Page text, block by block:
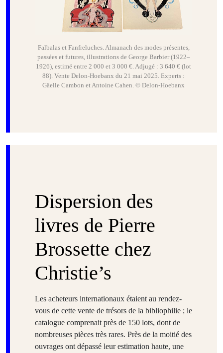
Falbalas et Fanfreluches. Almanach des modes présentes,
passées et futures, illustrations de George Barbier (1922–
1926), estimé entre 2 000 et 3 000 €. Adjugé : 3 640 € (lot
88). Vente Delon-Hoebanx du 21 mai 2025. Experts :
Gäelle Cambon et Antoine Cahen. © Delon-Hoebanx
Dispersion des
livres de Pierre
Brossette chez
Christie’s
Les acheteurs internationaux étaient au rendez-
vous de cette vente de trésors de la bibliophilie ; le
catalogue comprenait près de 150 lots, dont de
nombreuses pièces très rares. Près de la moitié des
ouvrages ont dépassé leur estimation haute, une